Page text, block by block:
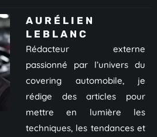
AURÉLIEN
LEBLANC
Rédacteur externe
passionné par l’univers du
covering automobile, je
rédige des articles pour
mettre en lumière les
techniques, les tendances et